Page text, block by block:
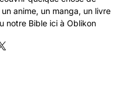
anime, un manga, un livre
notre Bible ici à Oblikon